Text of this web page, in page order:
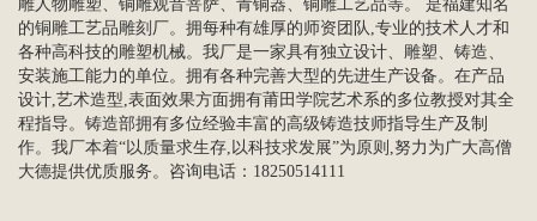
雕 人物雕塑 铜雕观音菩萨 、青铜器、 铜雕工艺品等。 是福建知名
的铜雕工艺品雕刻厂。拥每种有雄厚的师资团队,专业的技术人才和
各种高科技的雕塑机械。我厂是一家具有独立设计、雕塑、铸造、
安装施工能力的单位。拥有各种完善大型的先进生产设备。在产品
设计,艺术造型,表面效果方面拥有莆田学院艺术系的多位教授对其全
程指导。铸造部拥有多位经验丰富的高级铸造技师指导生产及制
作。我厂本着“以质量求生存,以科技求发展”为原则,努力为广大高僧
大德提供优质服务。咨询电话：18250514111